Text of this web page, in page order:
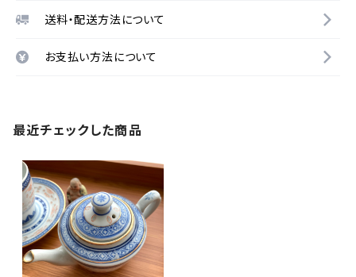
送料・配送方法について
お支払い方法について
最近チェックした商品